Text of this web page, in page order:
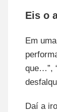
Eis o
Em
que…”,
Daí a